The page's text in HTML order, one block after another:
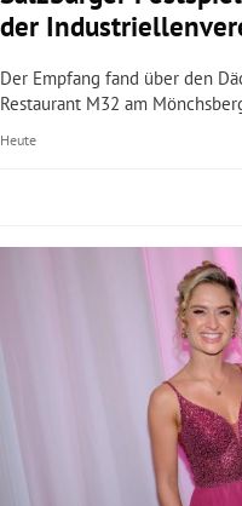
Untermenü
der
Der Empfang fand über den
Restaurant M32 am
Heute